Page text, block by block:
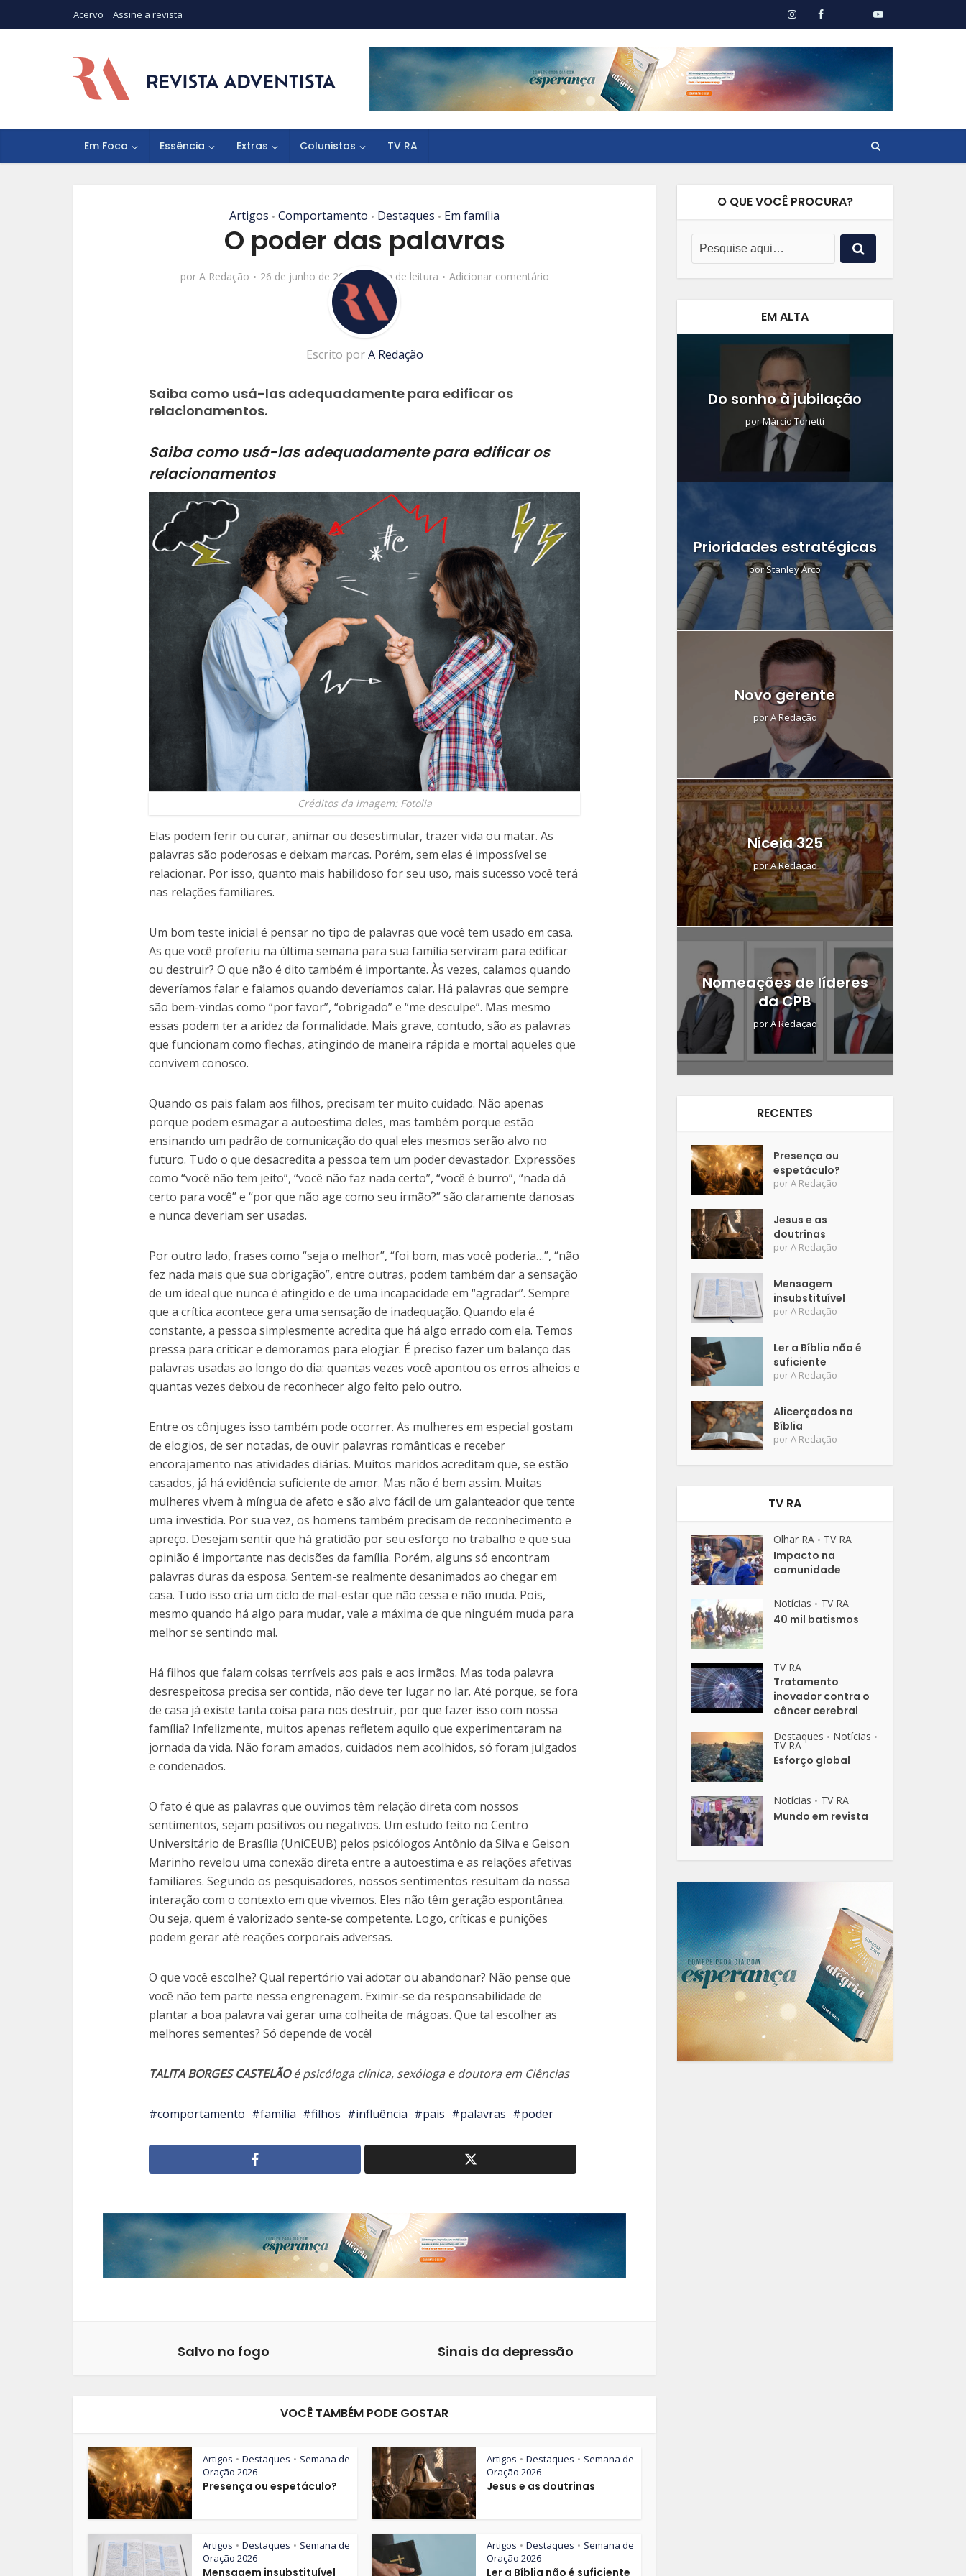
Acervo Assine a revista
Em Foco Essência Extras Colunistas TV RA
Artigos • Comportamento • Destaques • Em família
O poder das palavras
por A Redação 26 de junho de 2017 4 min de leitura Adicionar comentário
Escrito porA Redação
Saiba como usá-las adequadamente para edificar os
relacionamentos.
Saiba como usá-las adequadamente para edificar os
relacionamentos
Créditos da imagem: Fotolia
Elas podem ferir ou curar, animar ou desestimular, trazervida ou matar. As
palavras são poderosas e deixam marcas. Porém, sem elas é impossível se
relacionar. Por isso, quanto mais habilidoso for seu uso, mais sucesso você terá
nas relações familiares.
Um bom teste inicial é pensar no tipo de palavras que você tem usado em casa.
As que você proferiu na última semana para sua família serviram para edificar
ou destruir? O que não é dito também é importante. Às vezes, calamos quando
deveríamos falar e falamos quando deveríamos calar. Há palavras que sempre
são bem-vindas como “por favor”, “obrigado” e “me desculpe”. Mas mesmo
essas podem ter a aridez da formalidade. Mais grave, contudo, são as palavras
que funcionam como flechas, atingindo de maneira rápida e mortal aqueles que
convivem conosco.
Quando os pais falam aos filhos, precisam ter muito cuidado. Não apenas
porque podem esmagar a autoestima deles, mas também porque estão
ensinando um padrão de comunicação do qual eles mesmos serão alvo no
futuro. Tudo o que desacredita a pessoa tem um poder devastador. Expressões
como “você não tem jeito”, “você não faz nada certo”, “você é burro”, “nada dá
certo para você” e “por que não age como seu irmão?” são claramente danosas
e nunca deveriam ser usadas.
Por outro lado, frases como “seja o melhor”, “foi bom, mas você poderia…”, “não
fez nada mais que sua obrigação”, entre outras, podem também dar a sensação
de um ideal que nunca é atingido e de uma incapacidade em “agradar”. Sempre
que a crítica acontece gera uma sensação de inadequação. Quando ela é
constante, a pessoa simplesmente acredita que há algo errado com ela. Temos
pressa para criticar e demoramos para elogiar. É preciso fazer um balanço das
palavras usadas ao longo do dia: quantas vezes você apontou os erros alheios e
quantas vezes deixou de reconhecer algo feito pelo outro.
Entre os cônjuges isso também pode ocorrer. As mulheres em especial gostam
de elogios, de ser notadas, de ouvir palavras românticas e receber
encorajamento nas atividades diárias. Muitos maridos acreditam que, se estão
casados, já há evidência suficiente de amor. Mas não é bem assim. Muitas
mulheres vivem à míngua de afeto e são alvo fácil de um galanteador que tente
uma investida. Por sua vez, os homens também precisam de reconhecimento e
apreço. Desejam sentir que há gratidão por seu esforço no trabalho e que sua
opinião é importante nas decisões da família. Porém, alguns só encontram
palavras duras da esposa. Sentem-se realmente desanimados ao chegar em
casa. Tudo isso cria um ciclo de mal-estar que não cessa e não muda. Pois,
mesmo quando há algo para mudar, vale a máxima de que ninguém muda para
melhor se sentindo mal.
Há filhos que falam coisas terríveis aos pais e aos irmãos. Mas toda palavra
desrespeitosa precisa ser contida, não deve ter lugar no lar. Até porque, se fora
de casa já existe tanta coisa para nos destruir, por que fazer isso com nossa
família? Infelizmente, muitos apenas refletem aquilo que experimentaram na
jornada da vida. Não foram amados, cuidados nem acolhidos, só foram julgados
e condenados.
O fato é que as palavras que ouvimos têm relação direta com nossos
sentimentos, sejam positivos ou negativos. Um estudo feito no Centro
Universitário de Brasília (UniCEUB) pelos psicólogos Antônio da Silva e Geison
Marinho revelou uma conexão direta entre a autoestima e as relações afetivas
familiares. Segundo os pesquisadores, nossos sentimentos resultam da nossa
interação com o contexto em que vivemos. Eles não têm geração espontânea.
Ou seja, quem é valorizado sente-se competente. Logo, críticas e punições
podem gerar até reações corporais adversas.
O que você escolhe? Qual repertório vai adotar ou abandonar? Não pense que
você não tem parte nessa engrenagem. Eximir-se da responsabilidade de
plantar a boa palavra vai gerar uma colheita de mágoas. Que tal escolher as
melhores sementes? Só depende de você!
TALITA BORGES CASTELÃO é psicóloga clínica, sexóloga e doutora em Ciências
comportamento família filhos influência pais palavras poder
Salvo no fogo Sinais da depressão
VOCÊ TAMBÉM PODE GOSTAR
Artigos • Destaques • Semana de
Oração 2026
Presença ou espetáculo?
Artigos • Destaques • Semana de
Oração 2026
Jesus e as doutrinas
Artigos • Destaques • Semana de
Oração 2026
Mensagem insubstituível
Artigos • Destaques • Semana de
Oração 2026
Ler a Bíblia não é suficiente
O QUE VOCÊ PROCURA?
EM ALTA
Do sonho à jubilação
porMárcio Tonetti
Prioridades estratégicas
porStanley Arco
Novo gerente
porA Redação
Niceia 325
porA Redação
Nomeações de líderes
da CPB
porA Redação
RECENTES
Presença ou
espetáculo?
porA Redação
Jesus e as
doutrinas
porA Redação
Mensagem
insubstituível
porA Redação
Ler a Bíblia não é
suficiente
porA Redação
Alicerçados na
Bíblia
porA Redação
TV RA
Olhar RA • TV RA
Impacto na
comunidade
Notícias • TV RA
40 mil batismos
TV RA
Tratamento
inovador contra o
câncer cerebral
Destaques • Notícias •
TV RA
Esforço global
Notícias • TV RA
Mundo em revista